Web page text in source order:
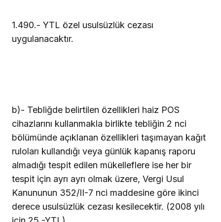
1.490.- YTL özel usulsüzlük cezası
uygulanacaktır.
b)- Tebliğde belirtilen özellikleri haiz POS
cihazlarını kullanmakla birlikte tebliğin 2 nci
bölümünde açıklanan özellikleri taşımayan kağıt
ruloları kullandığı veya günlük kapanış raporu
almadığı tespit edilen mükelleflere ise her bir
tespit için ayrı ayrı olmak üzere, Vergi Usul
Kanununun 352/II-7 nci maddesine göre ikinci
derece usulsüzlük cezası kesilecektir. (2008 yılı